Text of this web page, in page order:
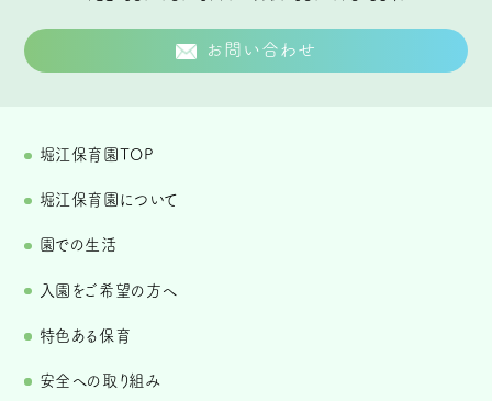
お問い合わせ
堀江保育園TOP
堀江保育園について
園での生活
入園をご希望の方へ
特色ある保育
安全への取り組み